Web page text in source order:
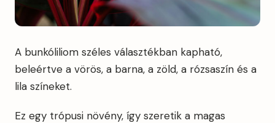
A bunkóliliom széles választékban kapható,
beleértve a vörös, a barna, a zöld, a rózsaszín és a
lila színeket.
Ez egy trópusi növény, így szeretik a magas